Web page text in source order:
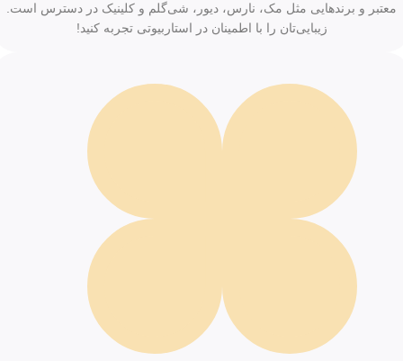
معتبر و برندهایی مثل مک، نارس، دیور، شی‌گلم و کلینیک در دسترس است.
زیبایی‌تان را با اطمینان در استاربیوتی تجربه کنید!